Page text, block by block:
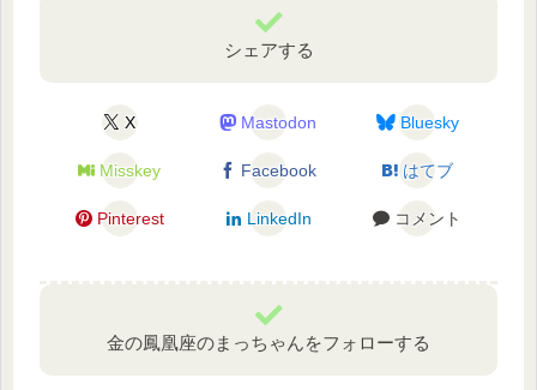
シェアする
X Mastodon Bluesky
Misskey Facebook はてブ
Pinterest LinkedIn コメント
金の鳳凰座のまっちゃんをフォローする